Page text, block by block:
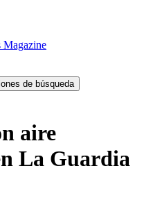
Magazine
de búsqueda
aire
La Guardia